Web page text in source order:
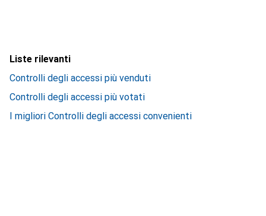
Liste rilevanti
Controlli degli accessi più venduti
Controlli degli accessi più votati
I migliori Controlli degli accessi convenienti